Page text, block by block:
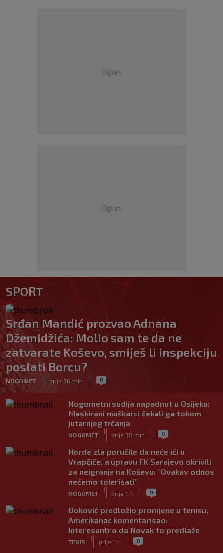
Oglas
Oglas
SPORT
Srđan Mandić prozvao Adnana
Džemidžića: Molio sam te da ne
zatvarate Koševo, smiješ li inspekciju
poslati Borcu?
NOGOMET
|
prije 30 min
| 0
Nogometni sudija napadnut u Osijeku:
Maskirani muškarci čekali ga tokom
jutarnjeg trčanja
NOGOMET
|
prije 38 min
| 0
Horde zla poručile da neće ići u
Vrapčiće, a upravu FK Sarajevo okrivili
za neigranje na Koševu: "Ovakav odnos
nećemo tolerisati"
NOGOMET
|
prije 1 h
| 0
Đoković predložio promjene u tenisu,
Amerikanac komentarisao:
Interesantno da Novak to predlaže
TENIS
|
prije 1 h
| 0